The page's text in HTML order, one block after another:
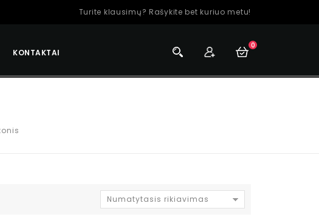
Turite klausimų? Rašykite bet kuriuo metu!
KONTAKTAI
0
Numatytasis rikiavimas